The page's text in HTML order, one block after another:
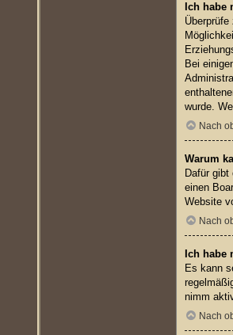
Ich habe
Bei
wurde.
Nach
Warum
Dafür
einen
Website
Nach
Ich
Es kann
nimm
Nach